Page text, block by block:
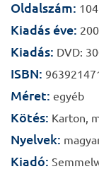
Oldalszám: 104
Kiadás éve:
Kiadás: DVD:
ISBN:
Méret: egyéb
Kötés: Karton,
Nyelvek:
Kiadó: